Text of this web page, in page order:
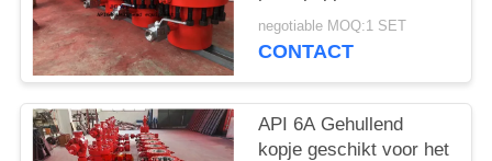
negotiable MOQ:1 SET
CONTACT
API 6A Gehullend
kopje geschikt voor het